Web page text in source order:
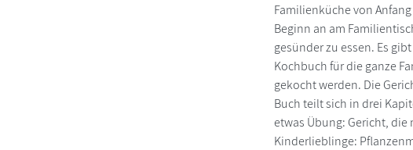
Familienküche von
Beginn an am
gesünder zu essen. Es
Kochbuch für die ganze
gekocht werden. Die
Buch teilt sich in drei
etwas Übung: Gericht,
Kinderlieblinge: